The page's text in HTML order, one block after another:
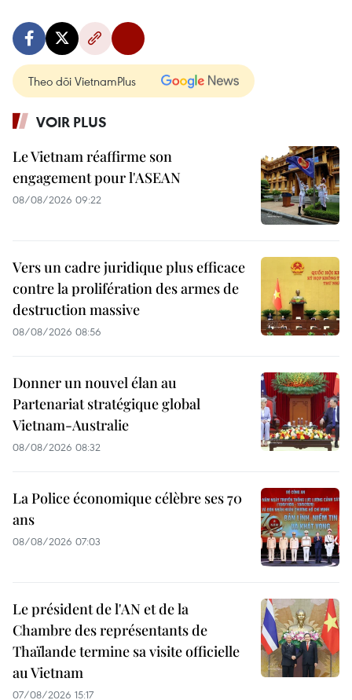
Theo dõi VietnamPlus
VOIR PLUS
Le Vietnam réaffirme son
engagement pour l'ASEAN
08/08/2026 09:22
Vers un cadre juridique plus efficace
contre la prolifération des armes de
destruction massive
08/08/2026 08:56
Donner un nouvel élan au
Partenariat stratégique global
Vietnam-Australie
08/08/2026 08:32
La Police économique célèbre ses 70
ans
08/08/2026 07:03
Le président de l'AN et de la
Chambre des représentants de
Thaïlande termine sa visite officielle
au Vietnam
07/08/2026 15:17